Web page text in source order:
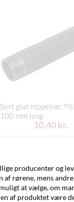
Sort glat nippelrør,
100 mm lang
10,40 kr.
producenter og
af rørene, mens
at vælge, om
af produktet være